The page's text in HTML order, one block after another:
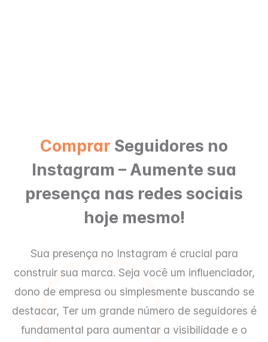
Comprar Seguidores no
Instagram – Aumente sua
presença nas redes sociais
hoje mesmo!
Sua presença no Instagram é crucial para
construir sua marca. Seja você um influenciador,
dono de empresa ou simplesmente buscando se
destacar, Ter um grande número de seguidores é
fundamental para aumentar a visibilidade e o